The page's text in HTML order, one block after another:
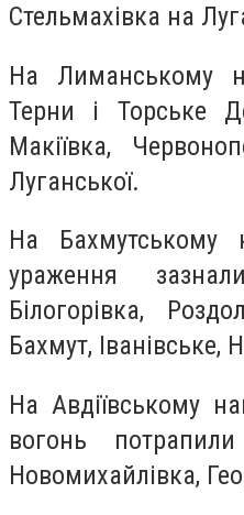
Стельмахівка на
На Лиманському
Терни і Торське
Макіївка,
Луганської.
На Бахмутському
ураження
Білогорівка,
Бахмут,
На Авдіївському
вогонь
Новомихайлівка,